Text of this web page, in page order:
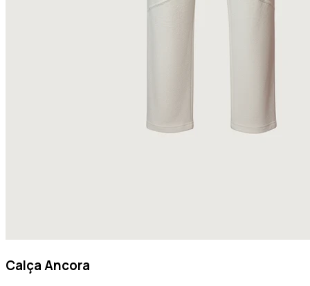
Calça Ancora